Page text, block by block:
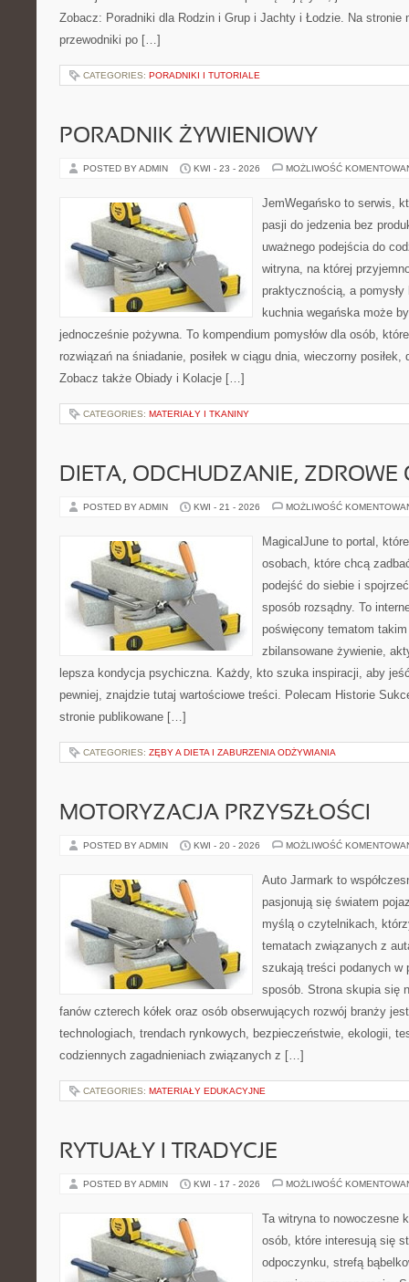
Zobacz: Poradniki dla Rodzin i Grup i Jachty i Łodzie. Na stronie
przewodniki po […]
CATEGORIES: PORADNIKI I TUTORIALE
PORADNIK ŻYWIENIOWY
POSTED BY ADMIN KWI - 23 - 2026 MOŻLIWOŚĆ
JemWegańsko to serwis,
pasji do jedzenia bez
uważnego podejścia do
witryna, na której
praktycznością, a
kuchnia wegańska może
jednocześnie pożywna. To kompendium pomysłów dla osób,
rozwiązań na śniadanie, posiłek w ciągu dnia, wieczorny posiłek,
Zobacz także Obiady i Kolacje […]
CATEGORIES: MATERIAŁY I TKANINY
DIETA, ODCHUDZANIE, ZDROWE
POSTED BY ADMIN KWI - 21 - 2026 MOŻLIWOŚĆ
MagicalJune to portal,
osobach, które chcą
podejść do siebie i
sposób rozsądny. To
poświęcony tematom
zbilansowane żywienie,
lepsza kondycja psychiczna. Każdy, kto szuka inspiracji, aby
pewniej, znajdzie tutaj wartościowe treści. Polecam Historie
stronie publikowane […]
CATEGORIES: ZĘBY A DIETA I ZABURZENIA ODŻYWIANIA
MOTORYZACJA PRZYSZŁOŚCI
POSTED BY ADMIN KWI - 20 - 2026 MOŻLIWOŚĆ
Auto Jarmark to
pasjonują się światem
myślą o czytelnikach,
tematach związanych z
szukają treści podanych w
sposób. Strona skupia się
fanów czterech kółek oraz osób obserwujących rozwój branży
technologiach, trendach rynkowych, bezpieczeństwie, ekologii,
codziennych zagadnieniach związanych z […]
CATEGORIES: MATERIAŁY EDUKACYJNE
RYTUAŁY I TRADYCJE
POSTED BY ADMIN KWI - 17 - 2026 MOŻLIWOŚĆ
Ta witryna to nowoczesne
osób, które interesują się
odpoczynku, strefą